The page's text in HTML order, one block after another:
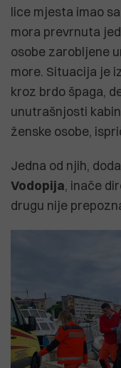
lice mjesta imao
mora prevrnuta
osobe zarobljene
more. Situacija je
kroz brdo špaga,
unutrašnjosti
ženske osobe,
Jedna od njih,
Vodopija, inače
drugu nije